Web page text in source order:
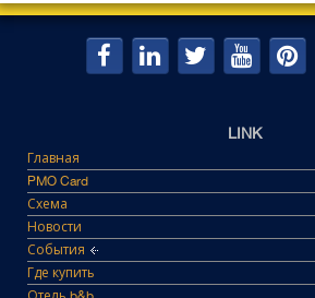
LINK
Главная
PMO Card
Схема
Новости
События
Где купить